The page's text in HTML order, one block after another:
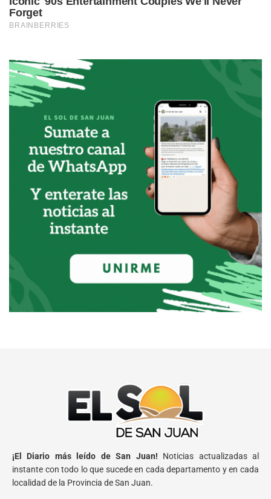
¡El Diario más leído de San Juan! Noticias actualizadas al
instante con todo lo que sucede en cada departamento y en cada
localidad de la Provincia de San Juan.